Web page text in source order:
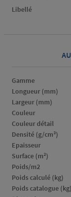
Libellé
Gamme
Longueur (mm)
Largeur (mm)
Couleur
Couleur détail
Densité (g/cm³)
Epaisseur
Surface (m²)
Poids/m2
Poids calculé (kg)
Poids catalogue (kg)